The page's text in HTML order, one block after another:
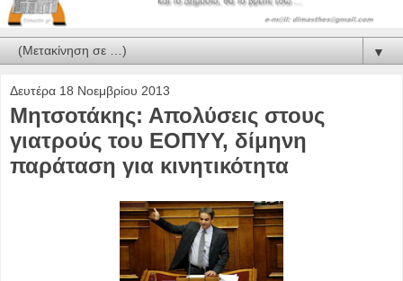
▼
Δευτέρα 18 Νοεμβρίου 2013
Μητσοτάκης: Απολύσεις στους
γιατρούς του ΕΟΠΥΥ, δίμηνη
παράταση για κινητικότητα